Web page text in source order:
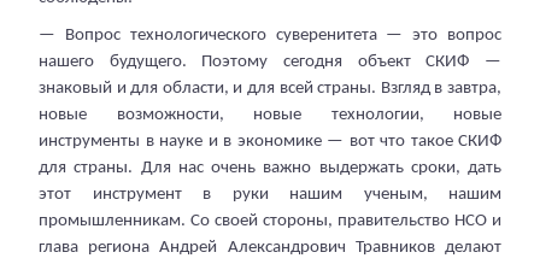
— Вопрос технологического суверенитета — это вопрос
нашего будущего. Поэтому сегодня объект СКИФ —
знаковый и для области, и для всей страны. Взгляд в завтра,
новые возможности, новые технологии, новые
инструменты в науке и в экономике — вот что такое СКИФ
для страны. Для нас очень важно выдержать сроки, дать
этот инструмент в руки нашим ученым, нашим
промышленникам. Со своей стороны, правительство НСО и
глава региона Андрей Александрович Травников делают